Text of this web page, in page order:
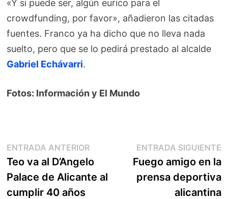
«Y si puede ser, algún eurico para el
crowdfunding, por favor», añadieron las citadas
fuentes. Franco ya ha dicho que no lleva nada
suelto, pero que se lo pedirá prestado al alcalde
Gabriel Echávarri.
Fotos: Información y El Mundo
Navegación
de
entradas
ENTRADA ANTERIOREntrada
anterior:
Teo va al D’Angelo
Palace de Alicante al
cumplir 40 años
ENTRADA SIGUIENTE
Fuego amigo en la
prensa deportiva
alicantina